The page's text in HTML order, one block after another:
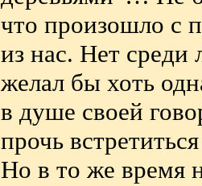
что произошло с
из нас. Нет среди
желал бы хоть
в душе своей
прочь
Но в то же время